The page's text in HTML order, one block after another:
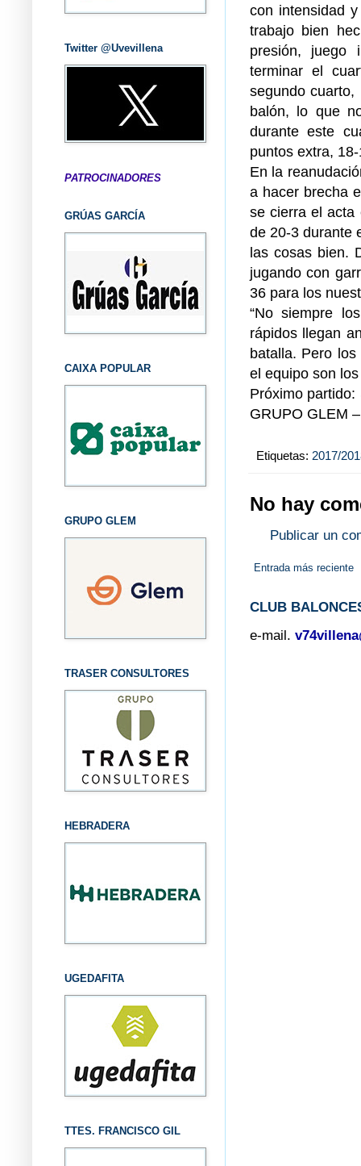
con intensidad
trabajo bien
presión, juego
terminar el
segundo
balón, lo que
durante este
puntos extra,
En la
a hacer brecha
se cierra el acta
de 20-3 durante
las cosas bien.
jugando con
36 para los
“No siempre
rápidos llegan
batalla. Pero
el equipo son
Próximo
GRUPO GLEM
Etiquetas: 2017/
No hay
Publicar un
Entrada más reciente
CLUB
e-mail.
Twitter @Uvevillena
PATROCINADORES
GRÚAS GARCÍA
CAIXA POPULAR
GRUPO GLEM
TRASER CONSULTORES
HEBRADERA
UGEDAFITA
TTES. FRANCISCO GIL